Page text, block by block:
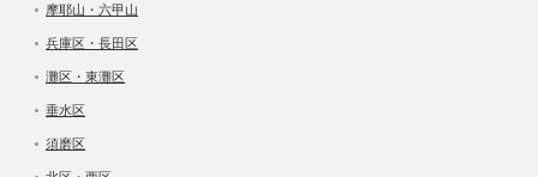
摩耶山・六甲山
兵庫区・長田区
灘区・東灘区
垂水区
須磨区